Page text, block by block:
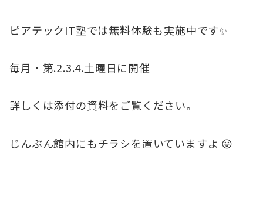
ピアテックIT塾では無料体験も実施中です✨
毎月・第.2.3.4.土曜日に開催
詳しくは添付の資料をご覧ください。
じんぶん館内にもチラシを置いていますよ 😛